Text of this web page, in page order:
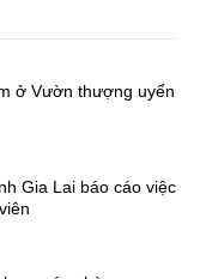
ở Vườn thượng uyển
Gia Lai báo cáo việc